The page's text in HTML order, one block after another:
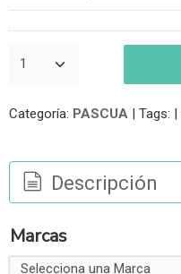
Marcas
Categoría: PASCUA | Tags: |
Descripción